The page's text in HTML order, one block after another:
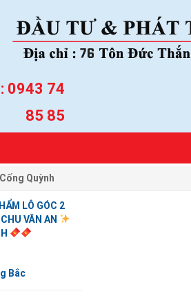
0943 74
85 85
Cống Quỳnh
LÔ GÓC 2
VĂN AN
Bắc